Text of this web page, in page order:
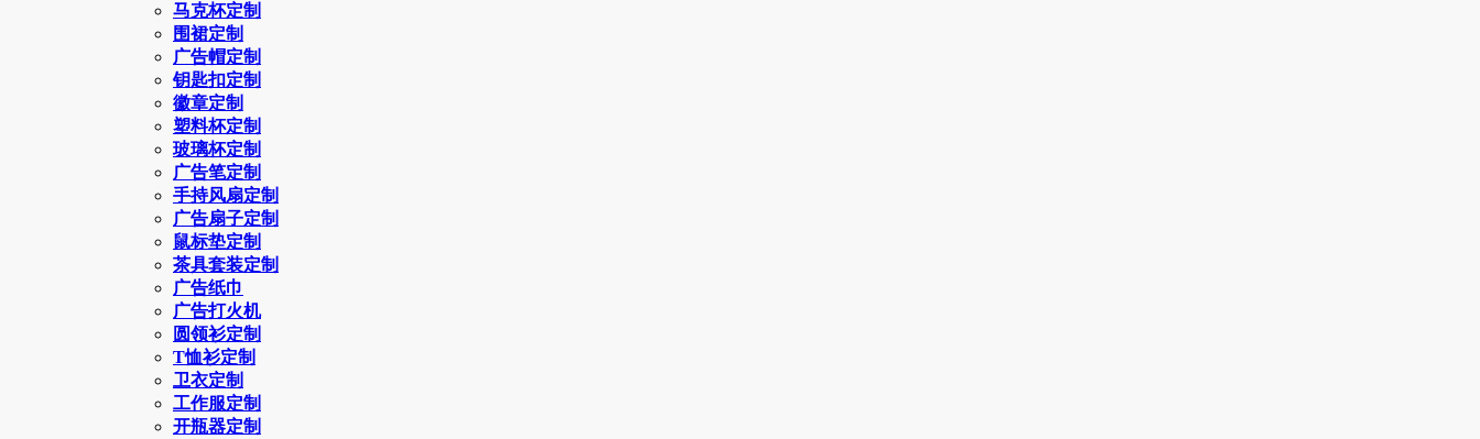
马克杯定制
围裙定制
广告帽定制
钥匙扣定制
徽章定制
塑料杯定制
玻璃杯定制
广告笔定制
手持风扇定制
广告扇子定制
鼠标垫定制
茶具套装定制
广告纸巾
广告打火机
圆领衫定制
T恤衫定制
卫衣定制
工作服定制
开瓶器定制